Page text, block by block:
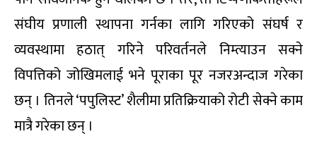
संघीय प्रणाली स्थापना गर्नका लागि गरिएको संघर्ष र
व्यवस्थामा हठात् गरिने परिवर्तनले निम्त्याउन सक्ने
विपत्तिको जोखिमलाई भने पूराका पूर नजरअन्दाज गरेका
छन् । तिनले ‘पपुलिस्ट’ शैलीमा प्रतिक्रियाको रोटी सेक्ने काम
मात्रै गरेका छन् ।